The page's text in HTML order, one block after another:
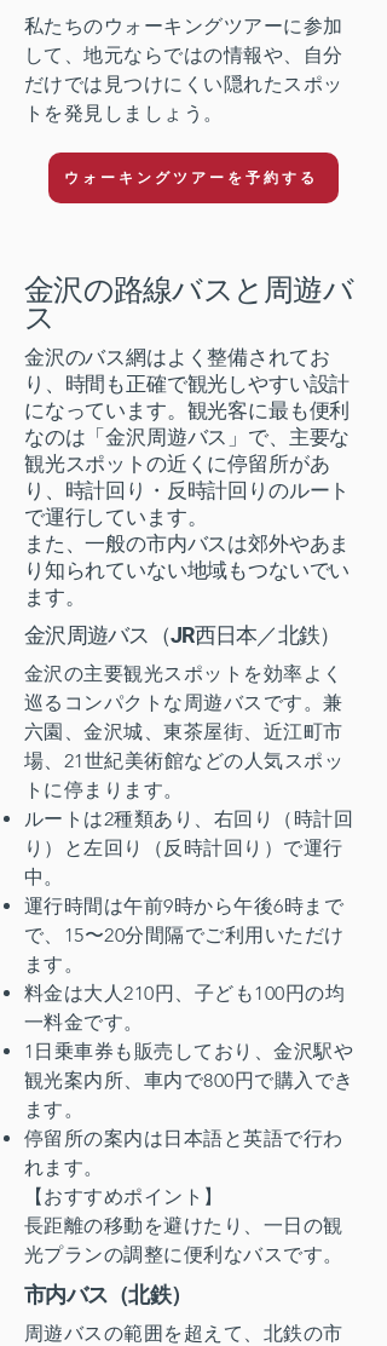
私たちのウォーキングツアーに参加
して、地元ならではの情報や、自分
だけでは見つけにくい隠れたスポッ
トを発見しましょう。
ウォーキングツアーを予約する
金沢の路線バスと周遊バ
ス
金沢のバス網はよく整備されてお
り、時間も正確で観光しやすい設計
になっています。観光客に最も便利
なのは「金沢周遊バス」で、主要な
観光スポットの近くに停留所があ
り、時計回り・反時計回りのルート
で運行しています。
また、一般の市内バスは郊外やあま
り知られていない地域もつないでい
ます。
金沢周遊バス（JR西日本／北鉄）
金沢の主要観光スポットを効率よく
巡るコンパクトな周遊バスです。兼
六園、金沢城、東茶屋街、近江町市
場、21世紀美術館などの人気スポッ
トに停まります。
ルートは2種類あり、右回り（時計回
り）と左回り（反時計回り）で運行
中。
運行時間は午前9時から午後6時まで
で、15〜20分間隔でご利用いただけ
ます。
料金は大人210円、子ども100円の均
一料金です。
1日乗車券も販売しており、金沢駅や
観光案内所、車内で800円で購入でき
ます。
停留所の案内は日本語と英語で行わ
れます。
【おすすめポイント】
長距離の移動を避けたり、一日の観
光プランの調整に便利なバスです。
市内バス（北鉄）
周遊バスの範囲を超えて、北鉄の市